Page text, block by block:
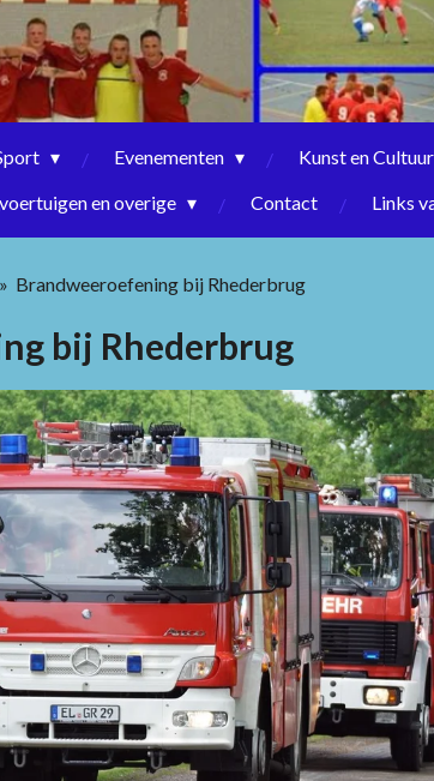
Evenementen Kunst en Cultuur
en overige
Contact Links
» Brandweeroefening bij Rhederbrug
bij Rhederbrug